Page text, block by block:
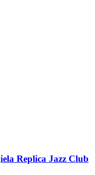
Replica Jazz Club